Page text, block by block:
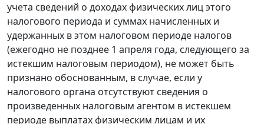
учета сведений о доходах физических лиц этого
налогового периода и суммах начисленных и
удержанных в этом налоговом периоде налогов
(ежегодно не позднее 1 апреля года, следующего за
истекшим налоговым периодом), не может быть
признано обоснованным, в случае, если у
налогового органа отсутствуют сведения о
произведенных налоговым агентом в истекшем
периоде выплатах физическим лицам и их